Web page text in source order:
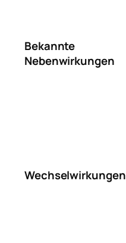
Bekannte
Nebenwirkungen
Wechselwirkungen